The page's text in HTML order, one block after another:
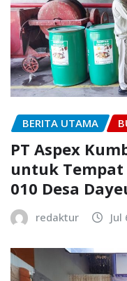
BERITA UTAMA
PT Aspex
untuk Tempat
010 Desa
redaktur Jul